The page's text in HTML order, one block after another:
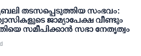
തടസപ്പെടുത്തിയ സംഭവം:
ജാമ്യാപേക്ഷ വീണ്ടും
സമീപിക്കാൻ സഭാ നേതൃത്വം